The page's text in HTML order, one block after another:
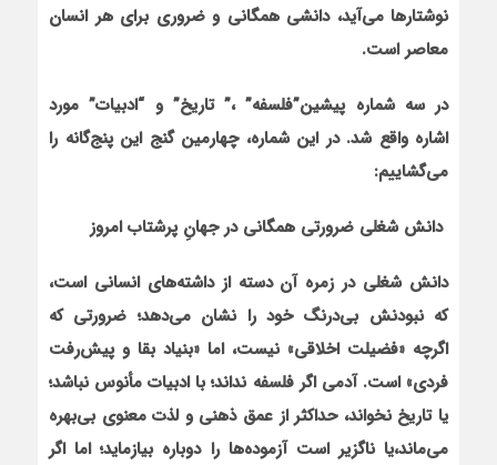
نوشتارها می‌آید، دانشی همگانی و ضروری برای هر انسان
معاصر است.
در سه شماره پیشین”فلسفه” ،” تاریخ” و “ادبیات” مورد
اشاره واقع شد. در این شماره، چهارمین گنج این پنج‌گانه را
می‌گشاییم:
دانش شغلی ضرورتی همگانی در جهانِ پرشتاب امروز
دانش شغلی در زمره آن دسته از داشته‌های انسانی است،
که نبودنش بی‌درنگ خود را نشان می‌دهد؛ ضرورتی که
اگرچه «فضیلت اخلاقی» نیست، اما «بنیاد بقا و پیش‌رفت
فردی» است. آدمی اگر فلسفه نداند؛ با ادبیات مأنوس نباشد؛
یا تاریخ نخواند، حداکثر از عمق ذهنی و لذت معنوی بی‌بهره
می‌ماند،یا ناگزیر است آزموده‌ها را دوباره بیازماید؛ اما اگر